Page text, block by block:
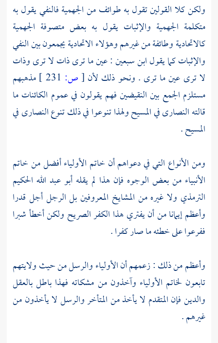
ولكن كلا القولين تقول به طوائف منالجهميةفالنفي يقول به
متكلمة الجهمية والإثبات يقول به بعض متصوفة الجهمية
كالاتحاديةوطائفة من غيرهم وهؤلاءالاتحاديةيجمعون بين النفي
والإثبات كما يقولابن سبعين: عين ما ترى ذات لا ترى وذات
لا ترى عين ما ترى . ونحو ذلك لأن [ص:
مذهبهم
مستلزم الجمع بين النقيضين فهم يقولون في عموم الكائنات ما
قالتهالنصارىفيالمسيحولهذا تنوعوا في ذلك تنوعالنصارىفي
المسيح.
ومن الأنواع التي في دعواهم أن خاتم الأولياء أفضل من خاتم
الأنبياء من بعض الوجوه فإن هذا لم يقله أبو عبد الله الحكيم
الترمذي ولا غيره من المشايخ المعروفين بل الرجل أجل قدرا
وأعظم إيمانا من أن يفتري هذا الكفر الصريح ولكن أخطأ شبرا
ففرعوا على خطئه ما صار كفرا .
وأعظم من ذلك : زعمهم أن الأولياء والرسل من حيث ولايتهم
تابعون لخاتم الأولياء وآخذون من مشكاته فهذا باطل بالعقل
والدين فإن المتقدم لا يأخذ من المتأخر والرسل لا يأخذون من
غيرهم .